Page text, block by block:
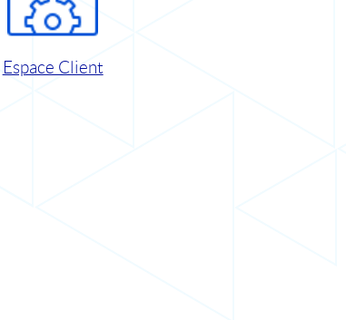
Espace Client